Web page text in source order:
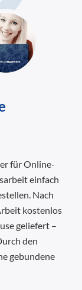
für Online-
einfach
Nach
kostenlos
geliefert –
den
gebundene